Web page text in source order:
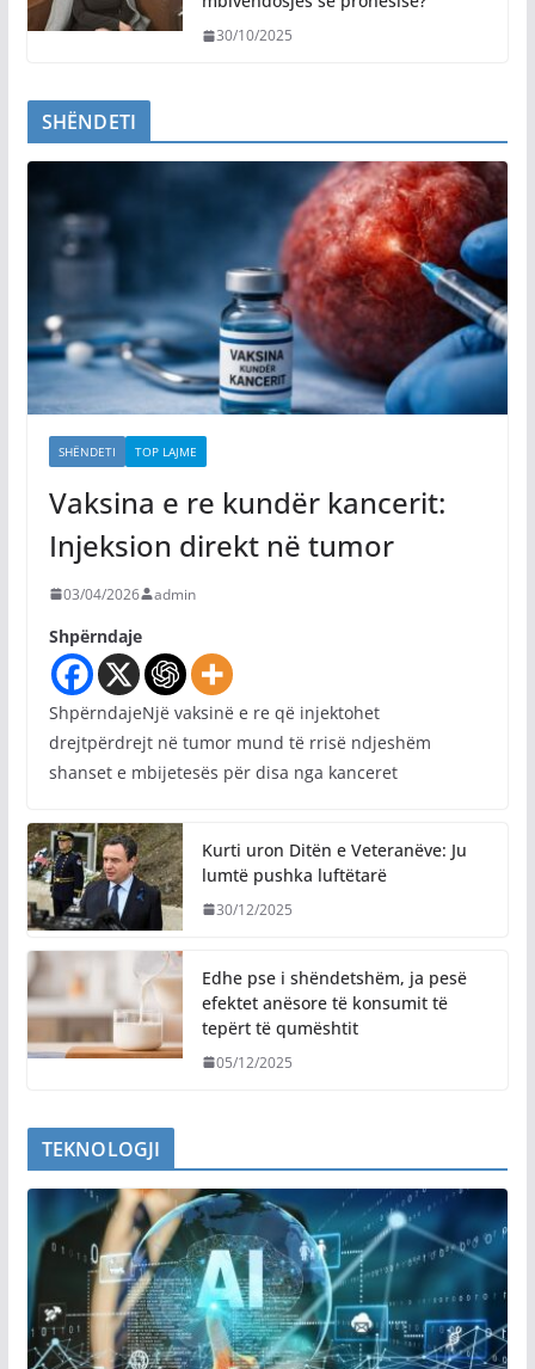
30/10/2025
SHËNDETI
SHËNDETI TOP LAJME
Vaksina e re kundër kancerit:
Injeksion direkt në tumor
03/04/2026 admin
Shpërndaje
ShpërndajeNjë vaksinë e re që injektohet
drejtpërdrejt në tumor mund të rrisë ndjeshëm
shanset e mbijetesës për disa nga kanceret
Kurti uron Ditën e Veteranëve: Ju
lumtë pushka luftëtarë
30/12/2025
Edhe pse i shëndetshëm, ja pesë
efektet anësore të konsumit të
tepërt të qumështit
05/12/2025
TEKNOLOGJI